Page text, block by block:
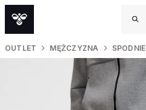
OUTLET MĘŻCZYZNA SPODNIE